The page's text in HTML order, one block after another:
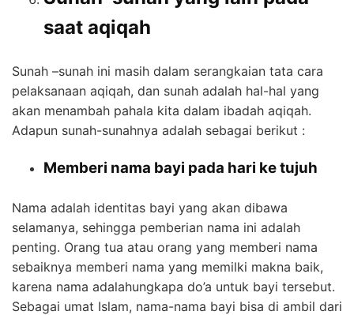
saat aqiqah
Sunah –sunah ini masih dalam serangkaian tata cara
pelaksanaan aqiqah, dan sunah adalah hal-hal yang
akan menambah pahala kita dalam ibadah aqiqah.
Adapun sunah-sunahnya adalah sebagai berikut :
Memberi nama bayi pada hari ke tujuh
Nama adalah identitas bayi yang akan dibawa
selamanya, sehingga pemberian nama ini adalah
penting. Orang tua atau orang yang memberi nama
sebaiknya memberi nama yang memilki makna baik,
karena nama adalahungkapa do’a untuk bayi tersebut.
Sebagai umat Islam, nama-nama bayi bisa di ambil dari